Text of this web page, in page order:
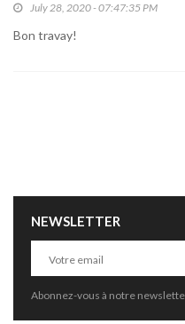
July 28, 2020 - 07:47:35 PM
Bon travay!
NEWSLETTER
Abonnez-vous à notre